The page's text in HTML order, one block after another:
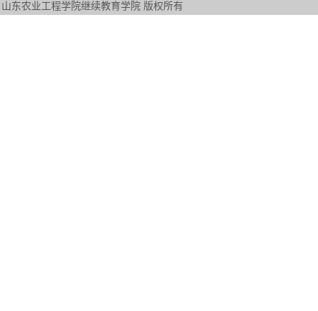
山东农业工程学院继续教育学院 版权所有